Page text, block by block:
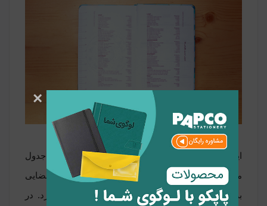
اینجا برنامه ریزی شروع می شود: در هر ماه یک جدول
ماهانه، تقویم های هفتگی، مناسبت های هر هفته، فضایی
برای نوشتن و جداول هفتگی را مشاهده خواهید کرد. در
×